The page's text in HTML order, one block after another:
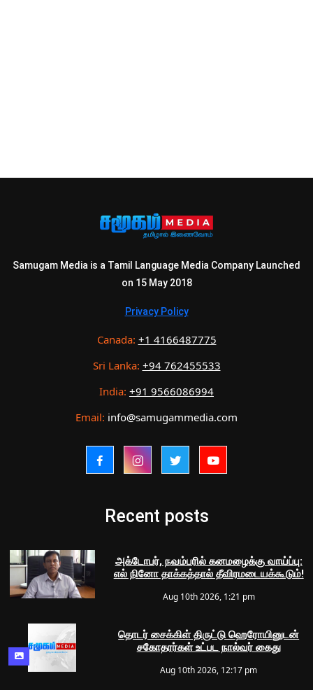
Samugam Media is a Tamil Language Media Company Launched
on 15 May 2018
Privacy Policy
Canada: +1 4166487775
Sri Lanka: +94 762455533
India: +91 9566086994
Email: info@samugammedia.com
Recent posts
அக்டோபர், நவம்பரில் கனமழைக்கு வாய்ப்பு:
எல் நினோ தாக்கத்தால் தீவிரமடையக்கூடும்!
Aug 10th 2026, 1:21 pm
தொடர் சைக்கிள் திருட்டு ஹெரோயினுடன்
சகோதரர்கள் உட்பட நால்வர் கைது
Aug 10th 2026, 12:17 pm